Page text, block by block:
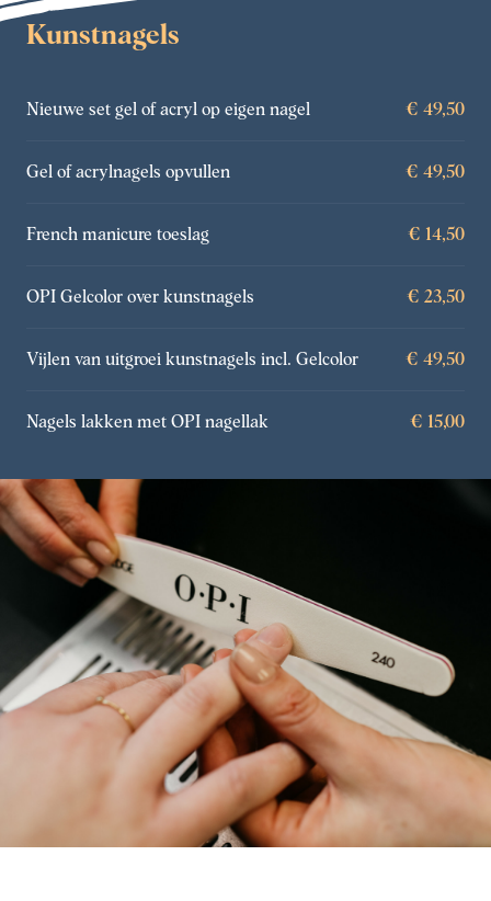
Kunstnagels
Nieuwe set gel of acryl op eigen nagel € 49,50
Gel of acrylnagels opvullen € 49,50
French manicure toeslag € 14,50
OPI Gelcolor over kunstnagels € 23,50
Vijlen van uitgroei kunstnagels incl. Gelcolor € 49,50
Nagels lakken met OPI nagellak € 15,00